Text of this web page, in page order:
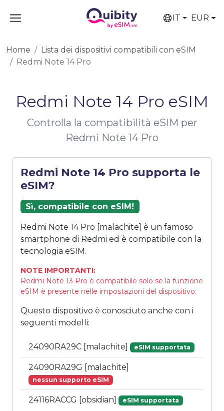
IT EUR
Home
Lista dei dispositivi compatibili con eSIM
Redmi Note 14 Pro
Redmi Note 14 Pro eSIM
Controlla la compatibilità eSIM per
Redmi Note 14 Pro
Redmi Note 14 Pro supporta le
eSIM?
Sì, compatibile con eSIM!
Redmi Note 14 Pro [malachite] è un famoso
smartphone di Redmi ed è compatibile con la
tecnologia eSIM.
NOTE IMPORTANTI:
Redmi Note 13 Pro è compatibile solo se la funzione
eSIM è presente nelle impostazioni del dispositivo.
Questo dispositivo è conosciuto anche con i
seguenti modelli:
24090RA29C [malachite] eSIM supportata
24090RA29G [malachite]
nessun supporto eSIM
24116RACCG [obsidian] eSIM supportata